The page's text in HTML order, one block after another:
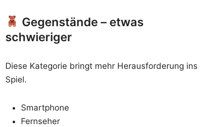
Gegenstände – etwas
schwieriger
Diese Kategorie bringt mehr Herausforderung ins
Spiel.
Smartphone
Fernseher